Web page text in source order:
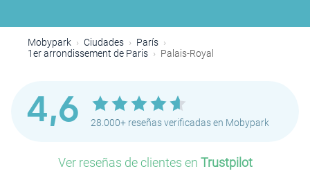
Mobypark Ciudades
París
1er arrondissement de Paris
Palais-Royal
4,6 28.000+ reseñas verificadas en Mobypark
Ver reseñas de clientes en Trustpilot